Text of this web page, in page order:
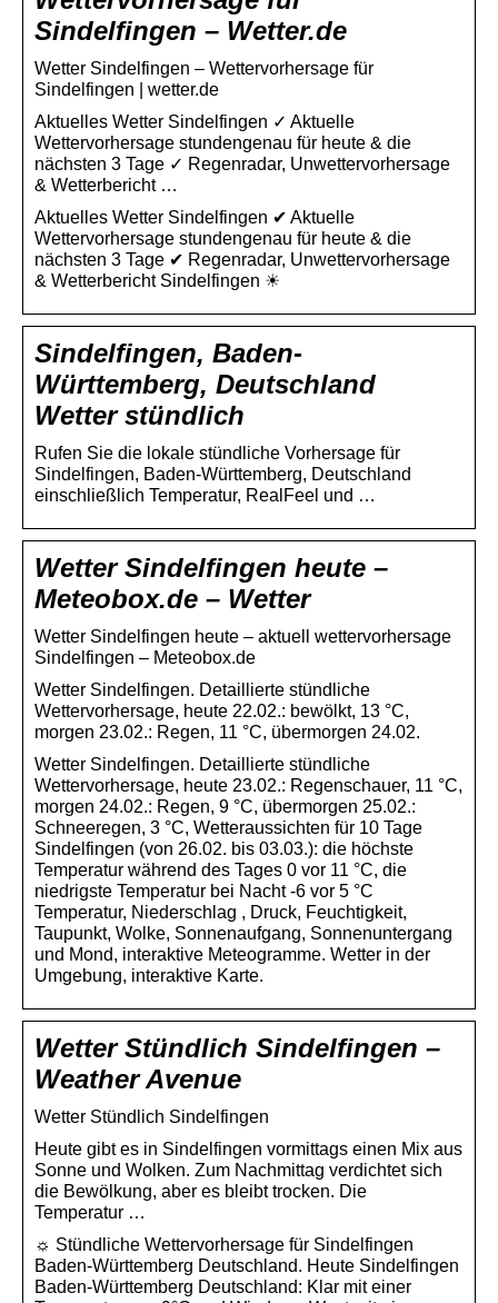
Sindelfingen – Wetter.de
Wetter Sindelfingen – Wettervorhersage für
Sindelfingen | wetter.de
Aktuelles Wetter Sindelfingen ✓ Aktuelle
Wettervorhersage stundengenau für heute & die
nächsten 3 Tage ✓ Regenradar, Unwettervorhersage
& Wetterbericht …
Aktuelles Wetter Sindelfingen ✔ Aktuelle
Wettervorhersage stundengenau für heute & die
nächsten 3 Tage ✔ Regenradar, Unwettervorhersage
& Wetterbericht Sindelfingen ☀
Sindelfingen, Baden-
Württemberg, Deutschland
Wetter stündlich
Rufen Sie die lokale stündliche Vorhersage für
Sindelfingen, Baden-Württemberg, Deutschland
einschließlich Temperatur, RealFeel und …
Wetter Sindelfingen heute –
Meteobox.de – Wetter
Wetter Sindelfingen heute – aktuell wettervorhersage
Sindelfingen – Meteobox.de
Wetter Sindelfingen. Detaillierte stündliche
Wettervorhersage, heute 22.02.: bewölkt, 13 °C,
morgen 23.02.: Regen, 11 °C, übermorgen 24.02.
Wetter Sindelfingen. Detaillierte stündliche
Wettervorhersage, heute 23.02.: Regenschauer, 11 °C,
morgen 24.02.: Regen, 9 °C, übermorgen 25.02.:
Schneeregen, 3 °C, Wetteraussichten für 10 Tage
Sindelfingen (von 26.02. bis 03.03.): die höchste
Temperatur während des Tages 0 vor 11 °C, die
niedrigste Temperatur bei Nacht -6 vor 5 °C
Temperatur, Niederschlag , Druck, Feuchtigkeit,
Taupunkt, Wolke, Sonnenaufgang, Sonnenuntergang
und Mond, interaktive Meteogramme. Wetter in der
Umgebung, interaktive Karte.
Wetter Stündlich Sindelfingen –
Weather Avenue
Wetter Stündlich Sindelfingen
Heute gibt es in Sindelfingen vormittags einen Mix aus
Sonne und Wolken. Zum Nachmittag verdichtet sich
die Bewölkung, aber es bleibt trocken. Die
Temperatur …
☼ Stündliche Wettervorhersage für Sindelfingen
Baden-Württemberg Deutschland. Heute Sindelfingen
Baden-Württemberg Deutschland: Klar mit einer